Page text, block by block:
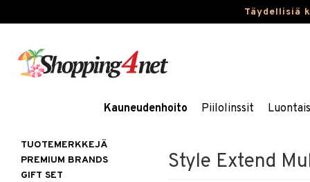
Täydellisiä
Kauneudenhoito Piilolinssit
Style Extend
TUOTEMERKKEJÄ
PREMIUM BRANDS
GIFT SET